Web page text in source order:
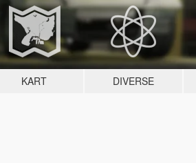
KART DIVERSE